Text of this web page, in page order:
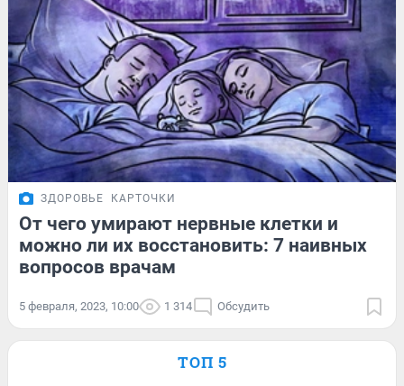
ЗДОРОВЬЕ КАРТОЧКИ
От чего умирают нервные клетки и
можно ли их восстановить: 7 наивных
вопросов врачам
5 февраля, 2023, 10:00 1 314 Обсудить
ТОП 5